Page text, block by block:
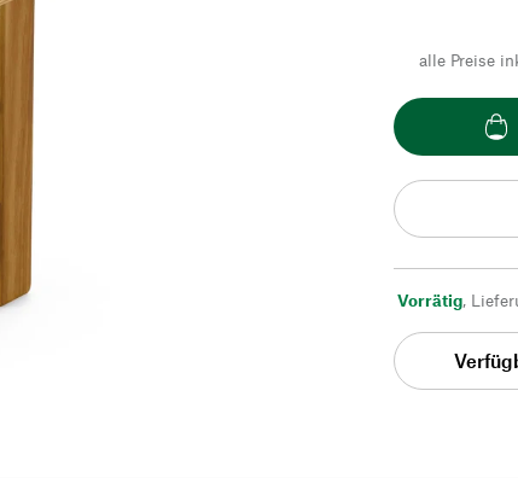
alle Preise
Vorrätig,